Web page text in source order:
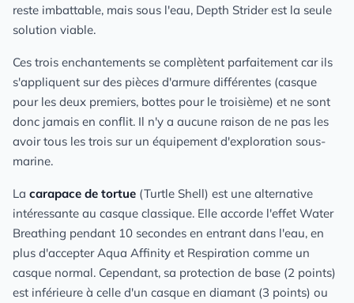
reste imbattable, mais sous l'eau, Depth Strider est la seule
solution viable.
Ces trois enchantements se complètent parfaitement car ils
s'appliquent sur des pièces d'armure différentes (casque
pour les deux premiers, bottes pour le troisième) et ne sont
donc jamais en conflit. Il n'y a aucune raison de ne pas les
avoir tous les trois sur un équipement d'exploration sous-
marine.
La carapace de tortue (Turtle Shell) est une alternative
intéressante au casque classique. Elle accorde l'effet Water
Breathing pendant 10 secondes en entrant dans l'eau, en
plus d'accepter Aqua Affinity et Respiration comme un
casque normal. Cependant, sa protection de base (2 points)
est inférieure à celle d'un casque en diamant (3 points) ou